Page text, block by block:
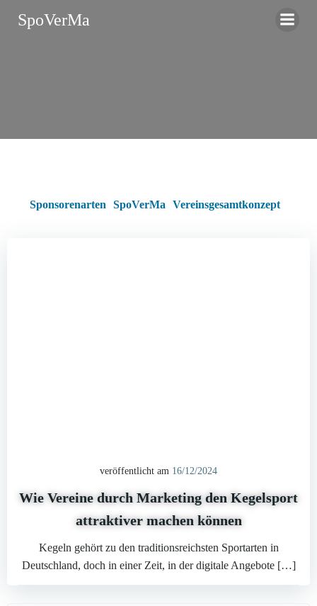
SpoVerMa
Sponsorenarten SpoVerMa Vereinsgesamtkonzept
veröffentlicht am 16/12/2024
Wie Vereine durch Marketing den Kegelsport
attraktiver machen können
Kegeln gehört zu den traditionsreichsten Sportarten in
Deutschland, doch in einer Zeit, in der digitale Angebote […]